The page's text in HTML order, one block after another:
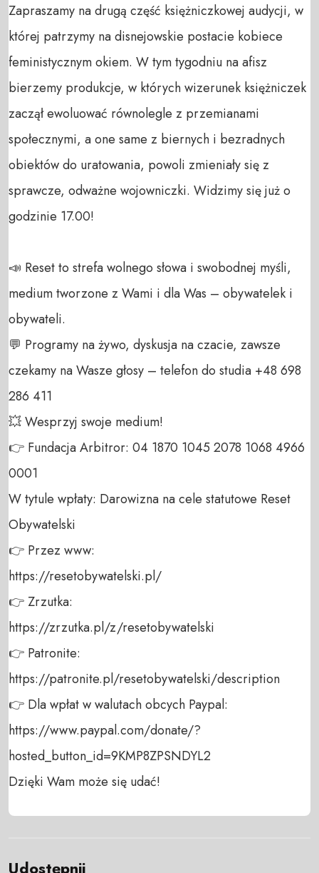
Zapraszamy na drugą część księżniczkowej audycji, w
której patrzymy na disnejowskie postacie kobiece
feministycznym okiem. W tym tygodniu na afisz
bierzemy produkcje, w których wizerunek księżniczek
zaczął ewoluować równolegle z przemianami
społecznymi, a one same z biernych i bezradnych
obiektów do uratowania, powoli zmieniały się z
sprawcze, odważne wojowniczki. Widzimy się już o
godzinie 17.00!
📣 Reset to strefa wolnego słowa i swobodnej myśli,
medium tworzone z Wami i dla Was – obywatelek i
obywateli.
💬 Programy na żywo, dyskusja na czacie, zawsze
czekamy na Wasze głosy – telefon do studia +48 698
286 411
💥 Wesprzyj swoje medium!
👉 Fundacja Arbitror: 04 1870 1045 2078 1068 4966
0001
W tytule wpłaty: Darowizna na cele statutowe Reset
Obywatelski
👉 Przez www:
https://resetobywatelski.pl/
👉 Zrzutka:
https://zrzutka.pl/z/resetobywatelski
👉 Patronite:
https://patronite.pl/resetobywatelski/description
👉 Dla wpłat w walutach obcych Paypal:
https://www.paypal.com/donate/?
hosted_button_id=9KMP8ZPSNDYL2
Dzięki Wam może się udać!